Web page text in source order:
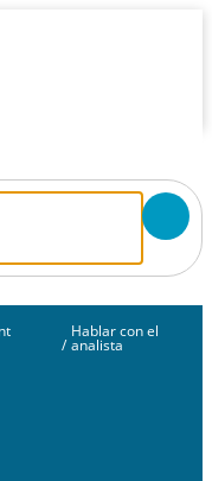
/
Hablar con el
analista